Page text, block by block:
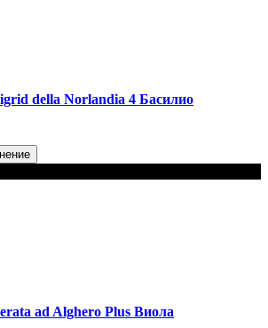
della Norlandia 4 Басилио
ad Alghero Plus Виола